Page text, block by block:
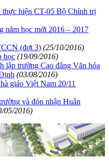
thực hiện CT-05 Bộ Chính trị
năm học mới 2016 – 2017
(đợt 3) (25/10/2016)
học (19/09/2016)
lập trường Cao đẳng Văn hóa
(03/08/2016)
giáo Việt Nam 20/11
và đón nhận Huân
05/2016)